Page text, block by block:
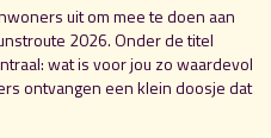
uit om mee te doen aan
2026. Onder de titel
wat is voor jou zo waardevol
ontvangen een klein doosje dat